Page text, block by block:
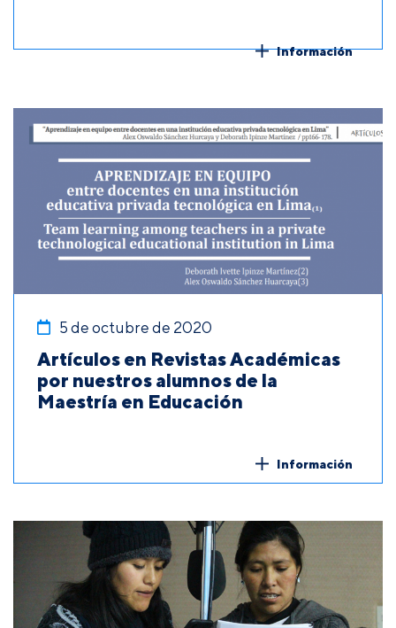
Información
5 de octubre de 2020
Artículos en Revistas Académicas
por nuestros alumnos de la
Maestría en Educación
Información